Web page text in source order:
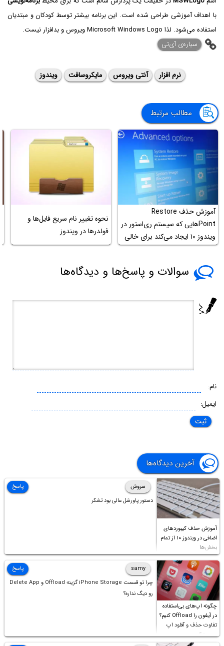
با اهداف آموزشی طراحی شده است. این برنامه بیشتر توسط کودکان و مبتدیان
استفاده می‌شود. لذا Microsoft Windows Logo ویروس و بدافزار نیست.
سیاره‌ی ‌آی‌تی
نرم افزار آنتی ویروس مایکروسافت ویندوز
مطالب مرتبط
آموزش حذف Restore
Pointهایی که سیستم ری‌استور در
ویندوز ۱۰ ایجاد می‌کند برای خالی
کردن حافظه
نحوه تغییر نام سریع فایل‌ها و
فولدرها در ویندوز
سوالات و پاسخ‌ها و دیدگاه‌ها
نام:
ایمیل:
آخرین دیدگاه‌ها
آموزش حذف کیبوردهای
اضافی در ویندوز ۱۰ از تمام
بخش‌ها
سروش
دستور پاورشل عالی بود تشکر
پاسخ
چگونه اپ‌های بی‌استفاده
در آیفون را Offload کنیم؟
تفاوت حذف و آفلود اپ
چیست؟
samy
چرا تو قسمت iPhone Storage گزینه Offload و Delete App
رو دیگ نداره؟
پاسخ